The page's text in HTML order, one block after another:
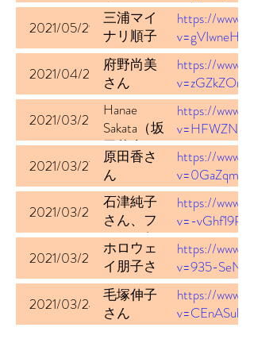
2021/05/29
三浦マイ
ナリ順子
さん
https://
2021/04/28
府野尚美
さん
https://
2021/03/28
Hanae
Sakata（坂
田華恵さ
ん） Mi
Kanizawa
（カニザ
ワ ミシ
ェリさ
ん）
Alessandra
Yoshikado
（ヨシカ
ド アレ
https://
2021/03/27
原田香さ
ん
https://
2021/03/26
石津純子
さん、フ
リッツ郁
美さん、
児島由季
子さん
https://
v=-vGhf19RizQ
2021/03/25
ホロウェ
イ朋子さ
ん
https://
v=935-
2021/03/24
毛塚伸子
さん
https://